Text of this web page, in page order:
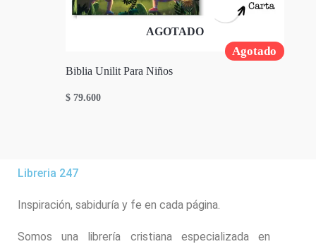
Agotado
AGOTADO
Biblia Unilit Para Niños
$ 79.600
Libreria 247
Inspiración, sabiduría y fe en cada página.
Somos una librería cristiana especializada en